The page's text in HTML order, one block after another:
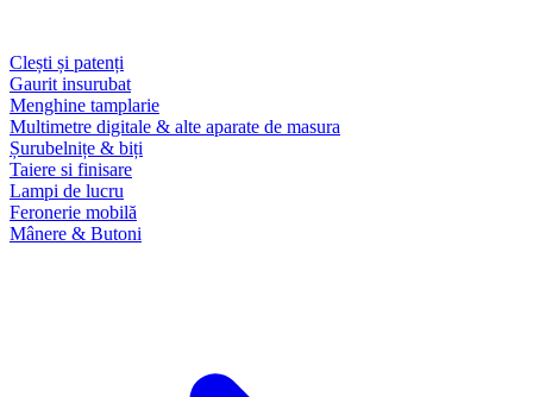
Clești și patenți
Gaurit insurubat
Menghine tamplarie
Multimetre digitale & alte aparate de masura
Șurubelnițe & biți
Taiere si finisare
Lampi de lucru
Feronerie mobilă
Mânere & Butoni